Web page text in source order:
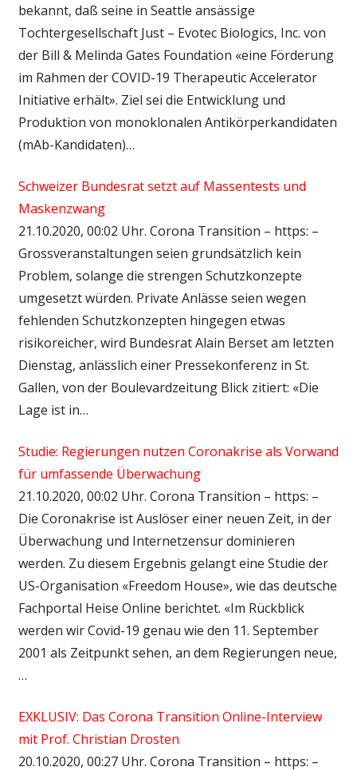
bekannt, daß seine in Seattle ansässige
Tochtergesellschaft Just – Evotec Biologics, Inc. von
der Bill & Melinda Gates Foundation «eine Förderung
im Rahmen der COVID-19 Therapeutic Accelerator
Initiative erhält». Ziel sei die Entwicklung und
Produktion von monoklonalen Antikörperkandidaten
(mAb-Kandidaten)…
Schweizer Bundesrat setzt auf Massentests und
Maskenzwang
21.10.2020, 00:02 Uhr. Corona Transition – https: –
Grossveranstaltungen seien grundsätzlich kein
Problem, solange die strengen Schutzkonzepte
umgesetzt würden. Private Anlässe seien wegen
fehlenden Schutzkonzepten hingegen etwas
risikoreicher, wird Bundesrat Alain Berset am letzten
Dienstag, anlässlich einer Pressekonferenz in St.
Gallen, von der Boulevardzeitung Blick zitiert: «Die
Lage ist in…
Studie: Regierungen nutzen Coronakrise als Vorwand
für umfassende Überwachung
21.10.2020, 00:02 Uhr. Corona Transition – https: –
Die Coronakrise ist Auslöser einer neuen Zeit, in der
Überwachung und Internetzensur dominieren
werden. Zu diesem Ergebnis gelangt eine Studie der
US-Organisation «Freedom House», wie das deutsche
Fachportal Heise Online berichtet. «Im Rückblick
werden wir Covid-19 genau wie den 11. September
2001 als Zeitpunkt sehen, an dem Regierungen neue,
…
EXKLUSIV: Das Corona Transition Online-Interview
mit Prof. Christian Drosten
20.10.2020, 00:27 Uhr. Corona Transition – https: –